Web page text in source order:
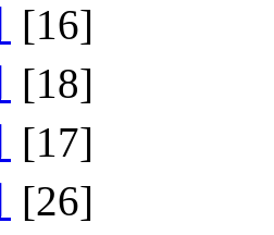
[16]
[18]
[17]
[26]